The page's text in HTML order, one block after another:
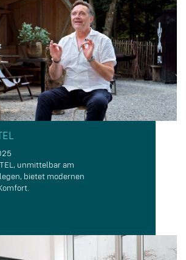
unmittelbar am
bietet modernen